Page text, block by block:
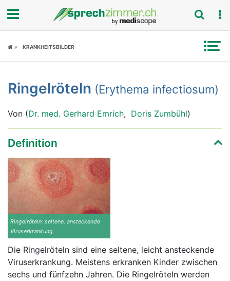
Fokus
Symptome
Untersuchungen
News
Ratgeber
Rubriken
KRANKHEITSBILDER
Ringelröteln (Erythema infectiosum)
Von (Dr. med. Gerhard Emrich, Doris Zumbühl)
Definition
Ringelröteln: seltene, ansteckende
Viruserkrankung
Die Ringelröteln sind eine seltene, leicht ansteckende
Viruserkrankung. Meistens erkranken Kinder zwischen
sechs und fünfzehn Jahren. Die Ringelröteln werden